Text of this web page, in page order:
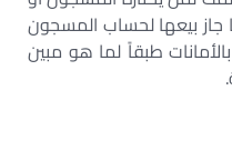
جاز بيعها لحساب المسجون
طبقاً لما هو مبين